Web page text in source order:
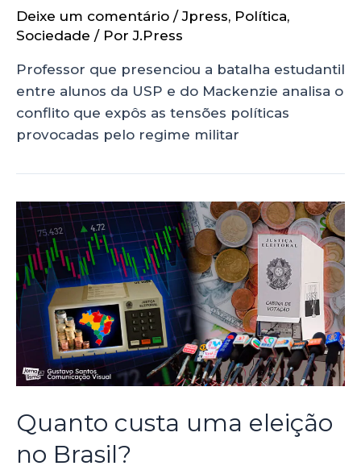
Deixe um comentário /Jpress, Política,
Sociedade / PorJ.Press
Professor que presenciou a batalha estudantil
entre alunos da USP e do Mackenzie analisa o
conflito que expôs as tensões políticas
provocadas pelo regime militar
Quanto custa uma eleição
no Brasil?